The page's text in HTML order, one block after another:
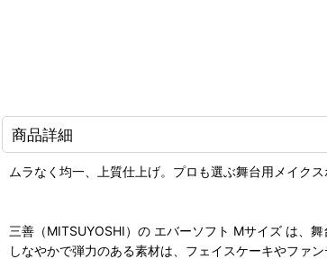
商品詳細
ムラなく均一、上質仕上げ。プロも選ぶ舞台用メイクス
三善（MITSUYOSHI）の エバーソフト Mサイズ は、
しなやかで弾力のある素材は、フェイスケーキやファ